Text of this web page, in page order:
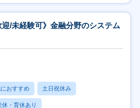
迎/未経験可》金融分野のシステム
おすすめ 土日祝休み
休・育休あり